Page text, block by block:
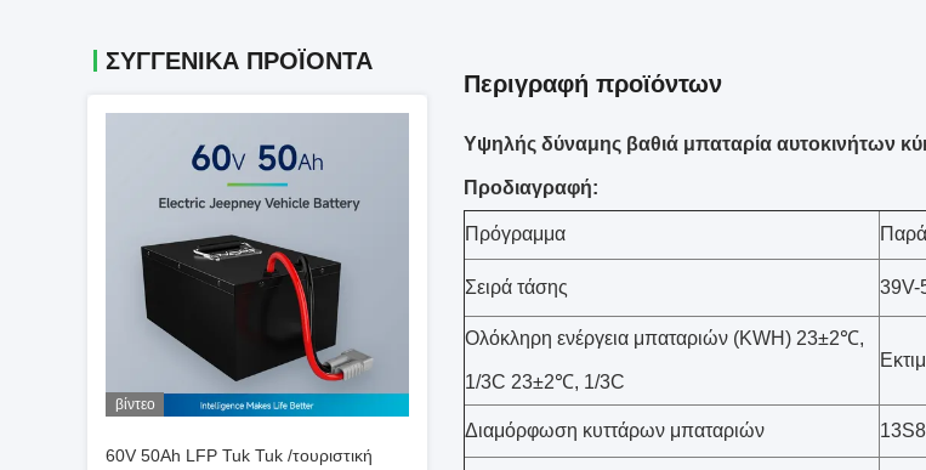
ΣΥΓΓΕΝΙΚΆ ΠΡΟΪΌΝΤΑ
βίντεο
60V 50Ah LFP Tuk Tuk /τουριστική
Περιγραφή προϊόντων
Υψηλής δύναμης βαθιά μπαταρία αυτοκινήτων
Προδιαγραφή:
Πρόγραμμα
Σειρά τάσης 39V-
Ολόκληρη ενέργεια μπαταριών (KWH) 23±2℃,
1/3C 23±2℃, 1/3C
Διαμόρφωση κυττάρων μπαταριών